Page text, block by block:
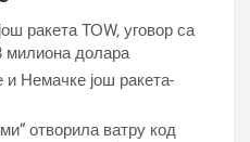
ракета ТОW, уговор са
милиона долара
Немачке још ракета-
отворила ватру код